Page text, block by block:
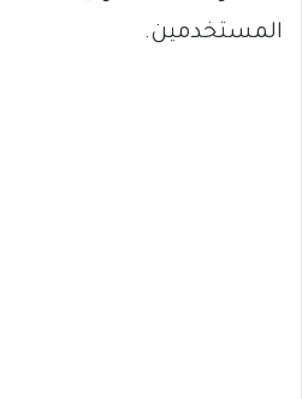
المستخدمين.